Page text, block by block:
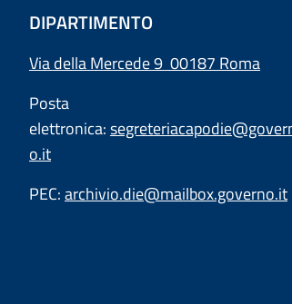
DIPARTIMENTO
Via della Mercede 9 00187 Roma
Posta
elettronica:
o.it
PEC:archivio.die@mailbox.governo.it